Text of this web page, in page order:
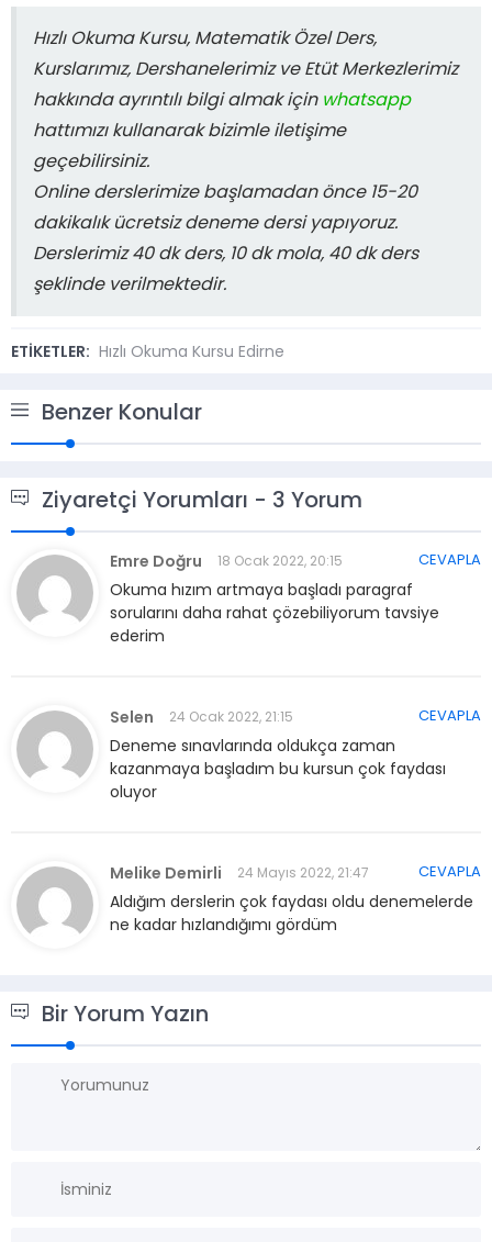
Hızlı Okuma Kursu, Matematik Özel Ders,
Kurslarımız, Dershanelerimiz ve Etüt Merkezlerimiz
hakkında ayrıntılı bilgi almak için whatsapp
hattımızı kullanarak bizimle iletişime
geçebilirsiniz.
Online derslerimize başlamadan önce 15-20
dakikalık ücretsiz deneme dersi yapıyoruz.
Derslerimiz 40 dk ders, 10 dk mola, 40 dk ders
şeklinde verilmektedir.
ETİKETLER: Hızlı Okuma Kursu Edirne
Benzer Konular
Ziyaretçi Yorumları - 3 Yorum
Emre Doğru 18 Ocak 2022, 20:15
Okuma hızım artmaya başladı paragraf
sorularını daha rahat çözebiliyorum tavsiye
ederim
CEVAPLA
Selen 24 Ocak 2022, 21:15
Deneme sınavlarında oldukça zaman
kazanmaya başladım bu kursun çok faydası
oluyor
CEVAPLA
Melike Demirli 24 Mayıs 2022, 21:47
Aldığım derslerin çok faydası oldu denemelerde
ne kadar hızlandığımı gördüm
CEVAPLA
Bir Yorum Yazın